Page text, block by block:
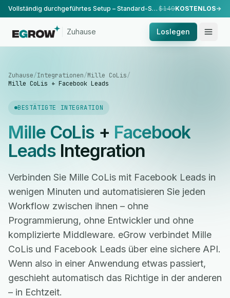
Vollständig durchgeführtes Setup – Standard-Setup, durchgeführt von unserem Team. $149KOSTENLOS
Zuhause Loslegen
Zuhause/Integrationen/Mille CoLis/
Mille CoLis + Facebook Leads
BESTÄTIGTE INTEGRATION
Mille CoLis+ Facebook
LeadsIntegration
Verbinden Sie Mille CoLis mit Facebook Leads in
wenigen Minuten und automatisieren Sie jeden
Workflow zwischen ihnen – ohne
Programmierung, ohne Entwickler und ohne
komplizierte Middleware. eGrow verbindet Mille
CoLis und Facebook Leads über eine sichere API.
Wenn also in einer Anwendung etwas passiert,
geschieht automatisch das Richtige in der anderen
– in Echtzeit.